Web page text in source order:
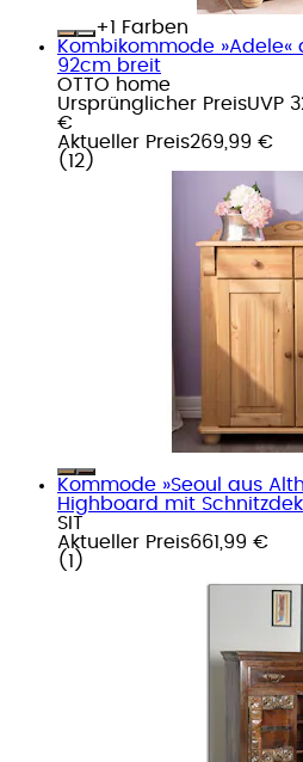
+
Farben
Kombikommode »Adele«
92cm breit
OTTO home
Ursprünglicher PreisUVP
€
Aktueller Preis269,99 €
( 12 )
Kommode »Seoul aus
Highboard mit
SIT
Aktueller Preis661,99 €
( 1 )